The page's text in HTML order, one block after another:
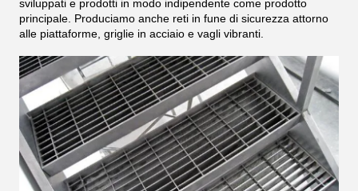
sviluppati e prodotti in modo indipendente come prodotto
principale. Produciamo anche reti in fune di sicurezza attorno
alle piattaforme, griglie in acciaio e vagli vibranti.